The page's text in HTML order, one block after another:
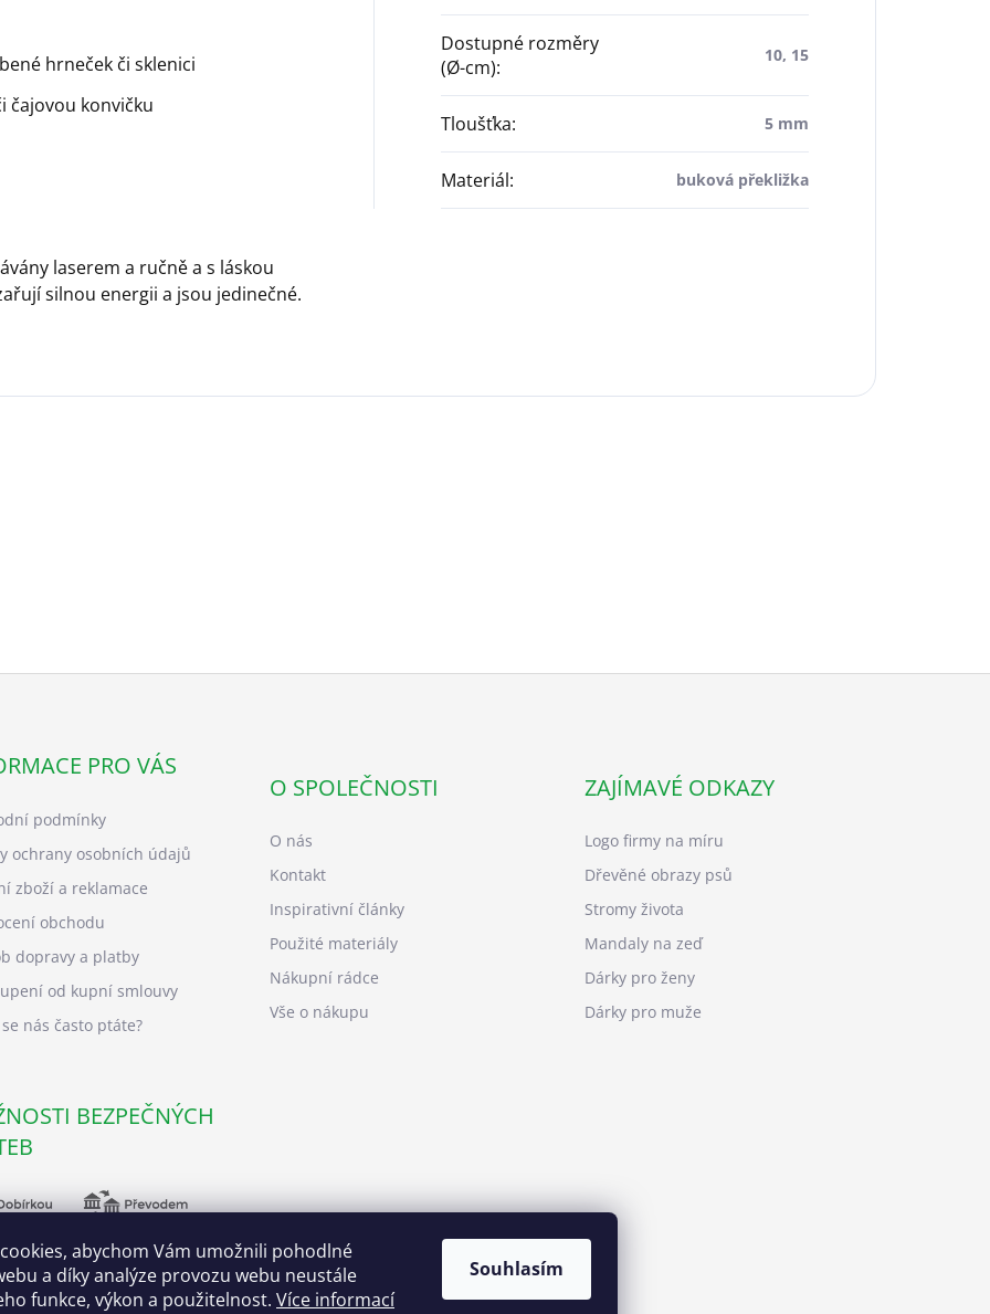
abychom Vám umožnili pohodlné
a díky analýze provozu webu neustále
funkce, výkon a použitelnost. Více informací
Souhlasím
hrneček či sklenici
čajovou konvičku
laserem a ručně a s láskou
silnou energii a jsou jedinečné.
Dostupné rozměry
(Ø-cm):
10, 15
Tloušťka: 5 mm
Materiál: buková překližka
PRO VÁS
podmínky
ochrany osobních údajů
zboží a reklamace
obchodu
dopravy a platby
od kupní smlouvy
nás často ptáte?
O SPOLEČNOSTI
O nás
Kontakt
Inspirativní články
Použité materiály
Nákupní rádce
Vše o nákupu
ZAJÍMAVÉ ODKAZY
Logo firmy na míru
Dřevěné obrazy psů
Stromy života
Mandaly na zeď
Dárky pro ženy
Dárky pro muže
BEZPEČNÝCH